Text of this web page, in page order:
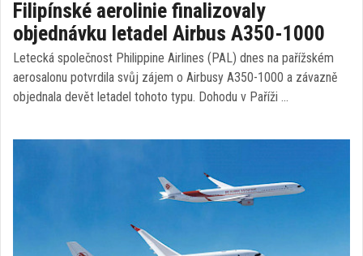
Filipínské aerolinie finalizovaly
objednávku letadel Airbus A350-1000
Letecká společnost Philippine Airlines (PAL) dnes na pařížském
aerosalonu potvrdila svůj zájem o Airbusy A350-1000 a závazně
objednala devět letadel tohoto typu. Dohodu v Paříži …